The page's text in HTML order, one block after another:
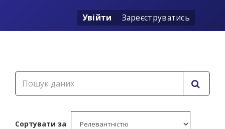
Увійти Зареєструватись
Сортувати за